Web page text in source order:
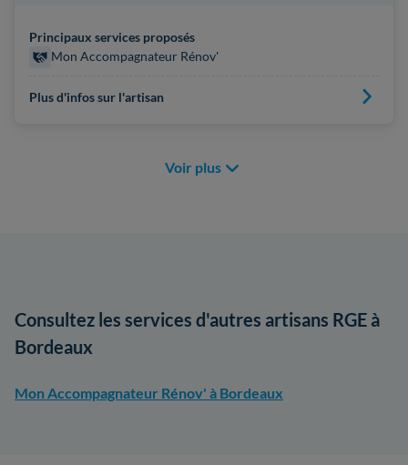
Principaux services proposés
Mon Accompagnateur Rénov'
Plus d'infos sur l'artisan
Voir plus
Consultez les services d'autres artisans RGE à
Bordeaux
Mon Accompagnateur Rénov' à Bordeaux